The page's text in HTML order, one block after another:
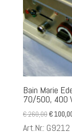
Bain Marie
70/500, 400
€260,00
Preis
€
Art.Nr.: G9212